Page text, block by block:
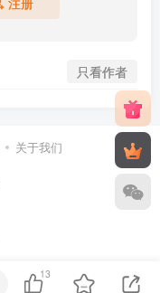
只看作者
关于我们
13